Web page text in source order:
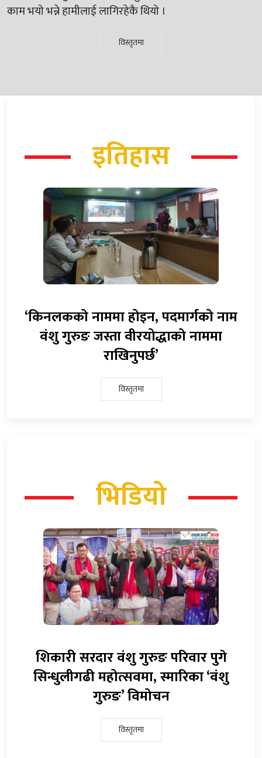
काम भयो भन्ने हामीलाई लागिरहेकै थियो ।
विस्तृतमा
इतिहास
‘किनलकको नाममा होइन, पदमार्गको नाम
वंशु गुरुङ जस्ता वीरयोद्धाको नाममा
राखिनुपर्छ’
विस्तृतमा
भिडियो
शिकारी सरदार वंशु गुरुङ परिवार पुगे
सिन्धुलीगढी महोत्सवमा, स्मारिका ‘वंशु
गुरुङ’ विमोचन
विस्तृतमा